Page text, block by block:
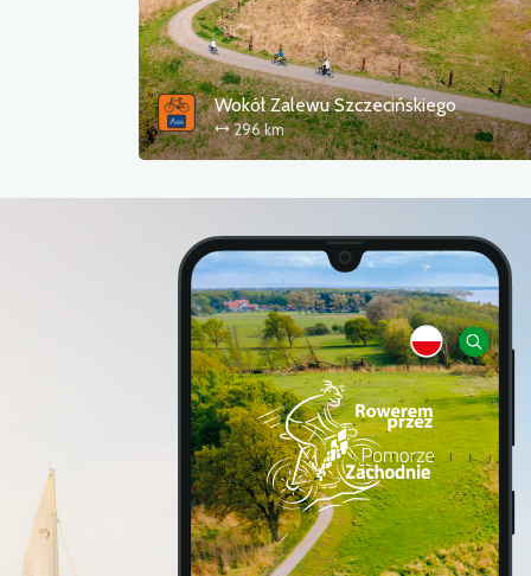
Wokół Zalewu Szczecińskiego
296 km